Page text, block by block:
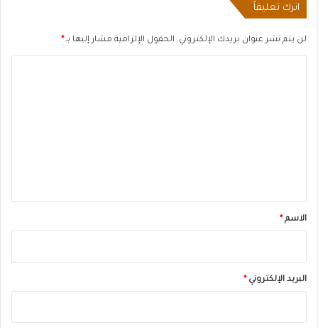
اترك تعليقاً
لن يتم نشر عنوان بريدك الإلكتروني. الحقول الإلزامية مشار إليها بـ*
*الاسم*
البريد الإلكتروني*